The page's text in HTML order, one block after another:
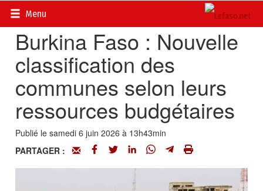
Menu
Accueil>
Burkina Faso : Nouvelle
classification des
communes selon leurs
ressources budgétaires
Publié le samedi 6 juin 2026 à 13h43min
PARTAGER :